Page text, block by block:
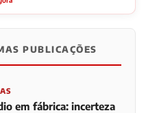
PUBLICAÇÕES
em fábrica: incerteza